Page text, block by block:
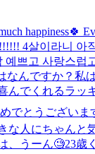
happiness🍀
4살이라니 아
쁘고 사랑스럽
んですか？私
んでくれるラ
でとうござい
な人にちゃんと
うーん🧐23歳